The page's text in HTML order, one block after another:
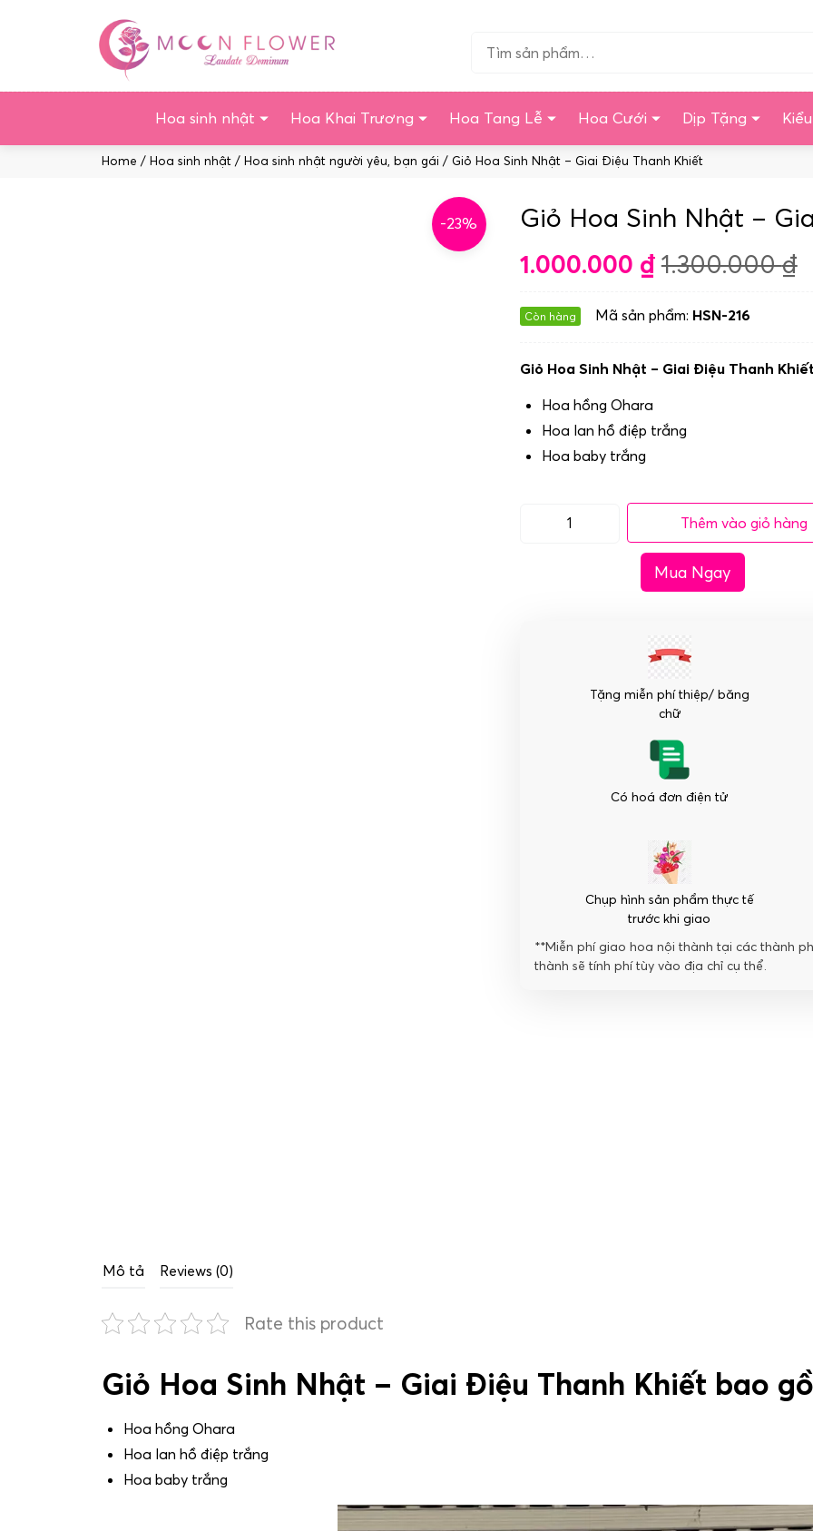
Tìm…
Hoa sinh nhật Hoa Khai Trương Hoa Tang Lễ Hoa Cưới Dịp Tặng
Home / Hoa sinh nhật / Hoa sinh nhật người yêu, bạn gái / Giỏ Hoa Sinh Nhật – Giai Điệu Thanh Khiết
-23% Giỏ Hoa Sinh Nhật –
1.000.000 ₫ 1.300.000₫
Còn hàng Mã sản phẩm: HSN-216
Giỏ Hoa Sinh Nhật – Giai Điệu Thanh
Hoa hồng Ohara
Hoa lan hồ điệp trắng
Hoa baby trắng
Giỏ
Thanh
Khiết
Thêm vào giỏ hàng
Mua Ngay
Tặng miễn phí thiệp/ băng
chữ
Có hoá đơn điện tử
Chụp hình sản phẩm thực tế
trước khi giao
**Miễn phí giao hoa nội thành tại các thành
thành sẽ tính phí tùy vào địa chỉ cụ thể.
Mô tả Reviews (0)
Rate this product
Giỏ Hoa Sinh Nhật – Giai Điệu Thanh Khiết bao
Hoa hồng Ohara
Hoa lan hồ điệp trắng
Hoa baby trắng